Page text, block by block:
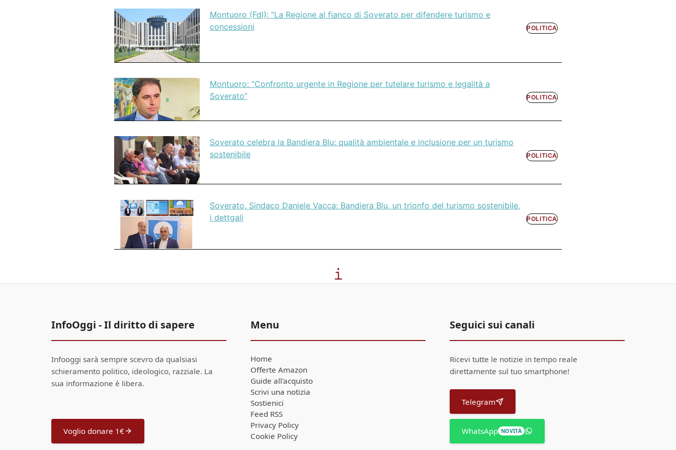
Montuoro (FdI): “La Regione al fianco di Soverato per difendere turismo e
concessioni
POLITICA
Montuoro: “Confronto urgente in Regione per tutelare turismo e legalità a
Soverato”
POLITICA
Soverato celebra la Bandiera Blu: qualità ambientale e inclusione per un turismo
sostenibile
POLITICA
Soverato, Sindaco Daniele Vacca: Bandiera Blu, un trionfo del turismo sostenibile,
i dettgali
POLITICA
InfoOggi - Il diritto di sapere
Infooggi sarà sempre scevro da qualsiasi
schieramento politico, ideologico, razziale. La
sua informazione è libera.
Voglio donare 1€
Menu
Home
Offerte Amazon
Guide all'acquisto
Scrivi una notizia
Sostienici
Feed RSS
Privacy Policy
Cookie Policy
Seguici sui canali
Ricevi tutte le notizie in tempo reale
direttamente sul tuo smartphone!
Telegram
WhatsApp NOVITÀ